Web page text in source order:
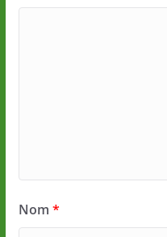
Nom *